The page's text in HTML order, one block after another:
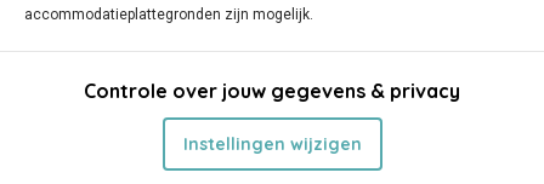
accommodatieplattegronden zijn mogelijk.
Controle over jouw gegevens & privacy
Instellingen wijzigen